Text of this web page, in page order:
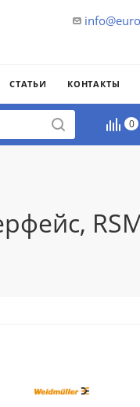
СТАТЬИ КОНТАКТЫ
0